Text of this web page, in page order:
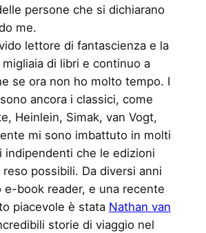
persone che si dichiarano
me.
lettore di fantascienza e la
di libri e continuo a
se ora non ho molto tempo. I
ancora i classici, come
Heinlein, Simak, van Vogt,
mi sono imbattuto in molti
indipendenti che le edizioni
possibili. Da diversi anni
e-book reader, e una recente
piacevole è stata Nathan van
storie di viaggio nel